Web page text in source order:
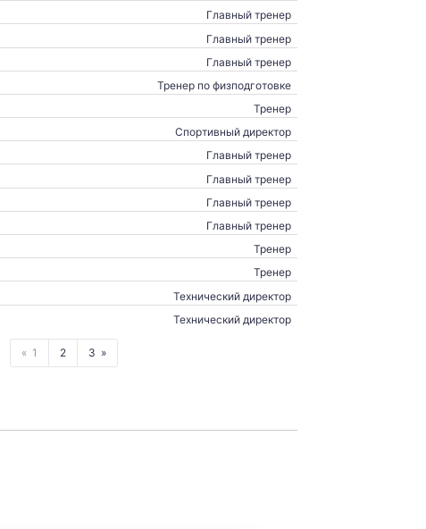
Главный тренер
Главный тренер
Главный тренер
Тренер по физподготовке
Тренер
Спортивный директор
Главный тренер
Главный тренер
Главный тренер
Главный тренер
Тренер
Тренер
Технический директор
Технический директор
1 2 3